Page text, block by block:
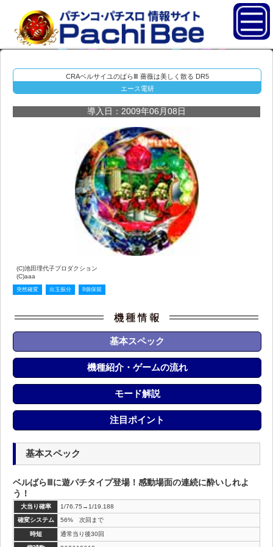
CRAベルサイユのばらⅢ 薔薇は美しく散る DR5
エース電研
導入日：2009年06月08日
(C)池田理代子プロダクション
(C)aaa
突然確変 出玉振分 8個保留
基本スペック
機種紹介・ゲームの流れ
モード解説
注目ポイント
基本スペック
ベルばらⅢに遊パチタイプ登場！感動場面の連続に酔いしれよ
う！
大当り確率
1/76.75→1/19.188
確変システム
56% 次回まで
時短 通常当り後30回